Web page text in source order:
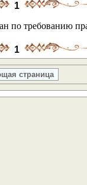
1
по требованию
1
страница